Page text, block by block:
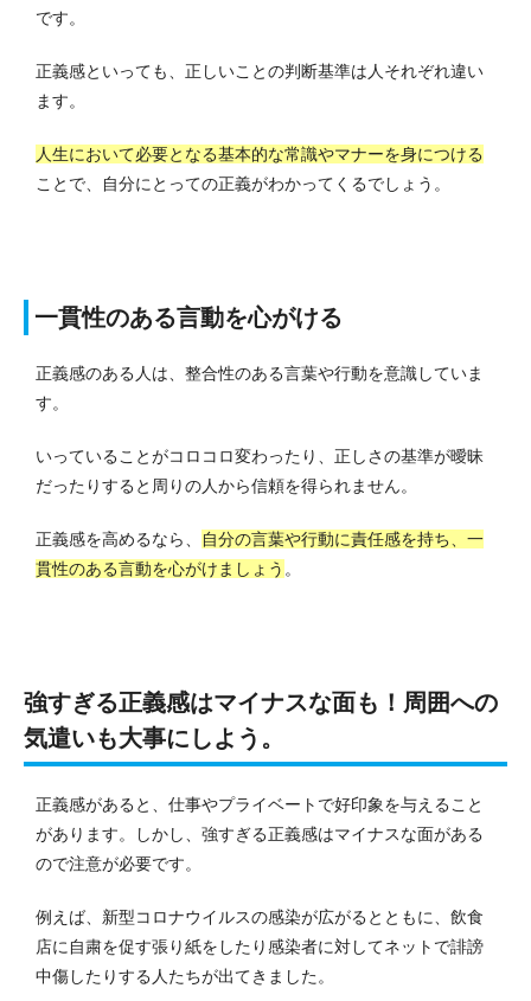
です。
正義感といっても、正しいことの判断基準は人それぞれ違い
ます。
人生において必要となる基本的な常識やマナーを身につける
ことで、自分にとっての正義がわかってくるでしょう。
一貫性のある言動を心がける
正義感のある人は、整合性のある言葉や行動を意識していま
す。
いっていることがコロコロ変わったり、正しさの基準が曖昧
だったりすると周りの人から信頼を得られません。
正義感を高めるなら、
自分の言葉や行動に責任感を持ち、一
貫性のある言動を心がけましょう 。
強すぎる正義感はマイナスな面も！周囲への
気遣いも大事にしよう。
正義感があると、仕事やプライベートで好印象を与えること
があります。
しかし、強すぎる正義感はマイナスな面がある
ので注意が必要です。
例えば、新型コロナウイルスの感染が広がるとともに、飲食
店に自粛を促す張り紙をしたり感染者に対してネットで誹謗
中傷したりする人たちが出てきました。